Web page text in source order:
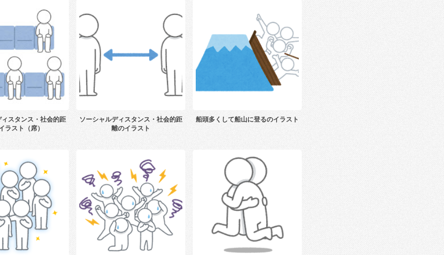
スタンス・社会的距
ラスト（席）
ソーシャルディスタンス・社会的距
離のイラスト
船頭多くして船山に登るのイラスト